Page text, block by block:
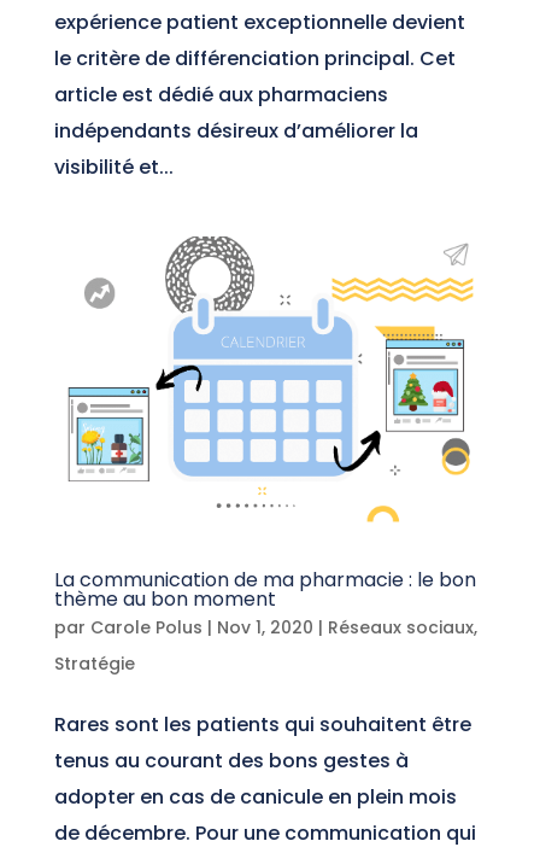
expérience patient exceptionnelle devient
le critère de différenciation principal. Cet
article est dédié aux pharmaciens
indépendants désireux d’améliorer la
visibilité et...
La communication de ma pharmacie : le bon
thème au bon moment
par Carole Polus | Nov 1, 2020 | Réseaux sociaux,
Stratégie
Rares sont les patients qui souhaitent être
tenus au courant des bons gestes à
adopter en cas de canicule en plein mois
de décembre. Pour une communication qui